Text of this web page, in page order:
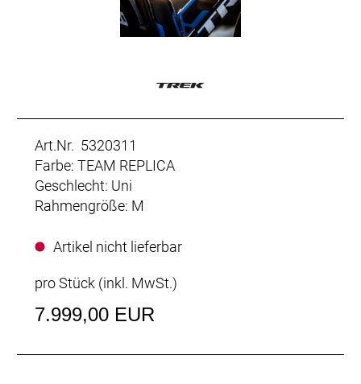
Art.Nr. 5320311
Farbe: TEAM REPLICA
Geschlecht: Uni
Rahmengröße: M
Artikel nicht lieferbar
pro Stück (inkl. MwSt.)
7.999,00 EUR